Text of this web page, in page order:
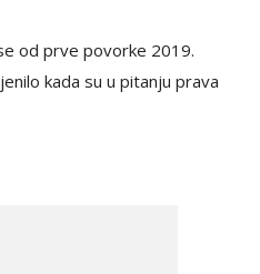
od prve povorke 2019.
kada su u pitanju prava